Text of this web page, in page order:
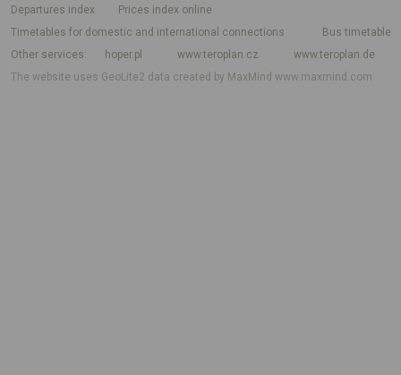
departures index
Prices index online
Timetables for domestic and international connections
Bus timetable
Other services
hoper.pl www.teroplan.cz
www.teroplan.de
The website uses GeoLite2 data created by MaxMindwww.maxmind.com